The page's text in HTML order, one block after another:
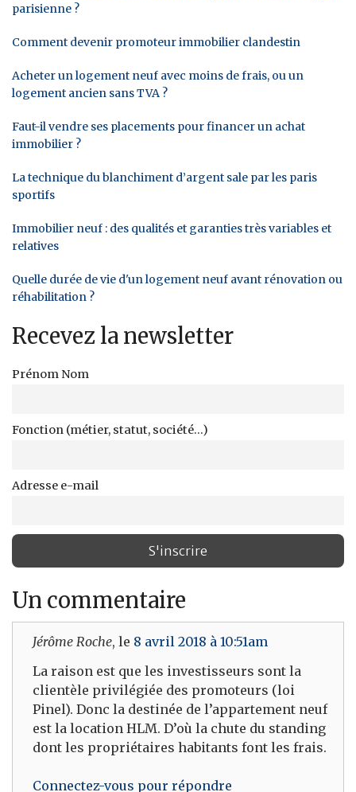
parisienne ?
Comment devenir promoteur immobilier clandestin
Acheter un logement neuf avec moins de frais, ou un
logement ancien sans TVA ?
Faut-il vendre ses placements pour financer un achat
immobilier ?
La technique du blanchiment d’argent sale par les paris
sportifs
Immobilier neuf : des qualités et garanties très variables et
relatives
Quelle durée de vie d'un logement neuf avant rénovation ou
réhabilitation ?
Recevez la newsletter
Prénom Nom
Fonction (métier, statut, société...)
Adresse e-mail
Un commentaire
Jérôme Roche, le 8 avril 2018 à 10:51am
La raison est que les investisseurs sont la
clientèle privilégiée des promoteurs (loi
Pinel). Donc la destinée de l’appartement neuf
est la location HLM. D’où la chute du standing
dont les propriétaires habitants font les frais.
Connectez-vous pour répondre